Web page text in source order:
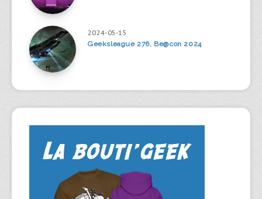
2024-05-15
Geeksleague 276, Be@con 2024